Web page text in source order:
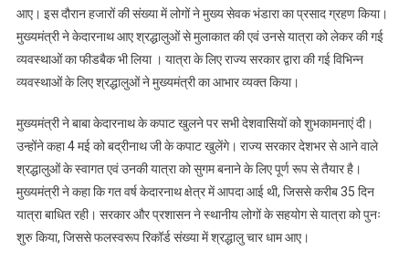
आए। इस दौरान हजारों की संख्या में लोगों ने मुख्य सेवक भंडारा का प्रसाद ग्रहण किया।
मुख्यमंत्री ने केदारनाथ आए श्रद्धालुओं से मुलाकात की एवं उनसे यात्रा को लेकर की गई
व्यवस्थाओं का फीडबैक भी लिया । यात्रा के लिए राज्य सरकार द्वारा की गई विभिन्न
व्यवस्थाओं के लिए श्रद्धालुओं ने मुख्यमंत्री का आभार व्यक्त किया।
मुख्यमंत्री ने बाबा केदारनाथ के कपाट खुलने पर सभी देशवासियों को शुभकामनाएं दी।
उन्होंने कहा 4 मई को बद्रीनाथ जी के कपाट खुलेंगे। राज्य सरकार देशभर से आने वाले
श्रद्धालुओं के स्वागत एवं उनकी यात्रा को सुगम बनाने के लिए पूर्ण रूप से तैयार है।
मुख्यमंत्री ने कहा कि गत वर्ष केदारनाथ क्षेत्र में आपदा आई थी, जिससे करीब 35 दिन
यात्रा बाधित रही। सरकार और प्रशासन ने स्थानीय लोगों के सहयोग से यात्रा को पुनः
शुरु किया, जिससे फलस्वरूप रिकॉर्ड संख्या में श्रद्धालु चार धाम आए।